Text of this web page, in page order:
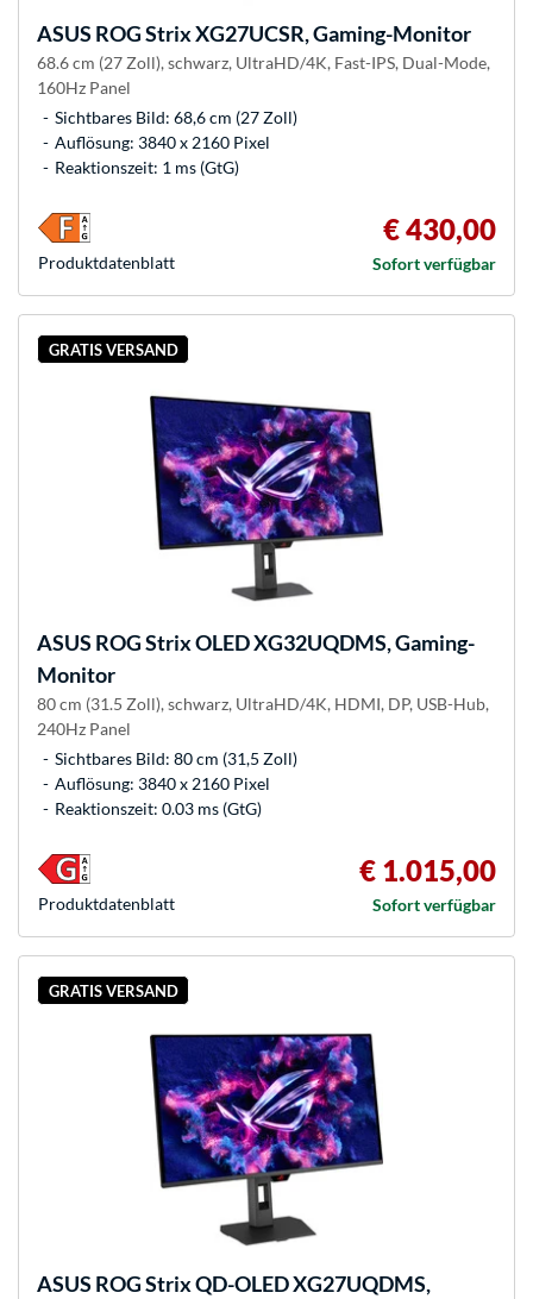
ASUS ROG Strix XG27UCSR, Gaming-Monitor
68.6 cm (27 Zoll), schwarz, UltraHD/4K, Fast-IPS, Dual-Mode,
160Hz Panel
Sichtbares Bild: 68,6 cm (27 Zoll)
Auflösung: 3840 x 2160 Pixel
Reaktionszeit: 1 ms (GtG)
€ 430,00
Sofort verfügbar
Produkt­datenblatt
GRATIS VERSAND
ASUS ROG Strix OLED XG32UQDMS, Gaming-
Monitor
80 cm (31.5 Zoll), schwarz, UltraHD/4K, HDMI, DP, USB-Hub,
240Hz Panel
Sichtbares Bild: 80 cm (31,5 Zoll)
Auflösung: 3840 x 2160 Pixel
Reaktionszeit: 0.03 ms (GtG)
€ 1.015,00
Sofort verfügbar
Produkt­datenblatt
GRATIS VERSAND
ASUS ROG Strix QD-OLED XG27UQDMS,